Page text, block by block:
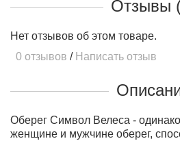
Отзывы
Нет отзывов об этом товаре.
0 отзывов / Написать отзыв
Оберег Символ Велеса -
женщине и мужчине оберег,